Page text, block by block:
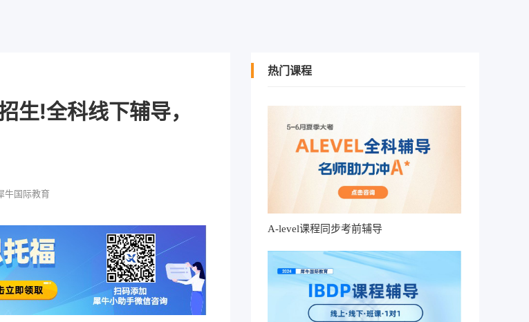
!全科线下辅导，
牛国际教育
热门课程
A-level课程同步考前辅导